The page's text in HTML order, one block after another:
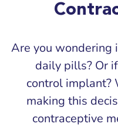
Are you wondering
daily pills? Or
control implant?
making this
contraceptive